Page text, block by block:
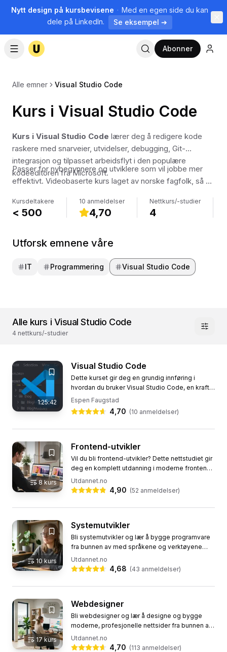
Nytt design på kursbevisene · Med en egen side du kan
dele på LinkedIn.
Se eksempel ➔
Abonner
Alle emner Visual Studio Code
Kurs i Visual Studio Code
Kurs i Visual Studio Code lærer deg å redigere kode
raskere med snarveier, utvidelser, debugging, Git-
integrasjon og tilpasset arbeidsflyt i den populære
kodeeditoren fra Microsoft.
Passer for nybegynnere og utviklere som vil jobbe mer
effektivt. Videobaserte kurs laget av norske fagfolk, så du
Kursdeltakere
< 500
10 anmeldelser
4,70
Nettkurs/-studier
4
Utforsk emnene våre
IT Programmering Visual Studio Code
Alle kurs i Visual Studio Code
4 nettkurs/-studier
1:25:42
Visual Studio Code
Dette kurset gir deg en grundig innføring i
hvordan du bruker Visual Studio Code, en kraftig
og gratis kodeeditor utviklet av Microsoft. Med
dette programmet...
Espen Faugstad
4,70 (10 anmeldelser)
8kurs
Frontend-utvikler
Vil du bli frontend-utvikler? Dette nettstudiet gir
deg en komplett utdanning i moderne frontend-
utvikling, fra HTML og CSS til JavaScript og
bygging med...
Utdannet.no
4,90 (52 anmeldelser)
10 kurs
Systemutvikler
Bli systemutvikler og lær å bygge programvare
fra bunnen av med språkene og verktøyene
utviklere bruker hver dag: Python, Java og SQL.
Dette nettstudiet tar...
Utdannet.no
4,68 (43 anmeldelser)
17kurs
Webdesigner
Bli webdesigner og lær å designe og bygge
moderne, profesjonelle nettsider fra bunnen av.
Dette nettstudiet tar deg hele veien fra
grunnmuren i HTML og CSS,...
Utdannet.no
4,70 (113 anmeldelser)